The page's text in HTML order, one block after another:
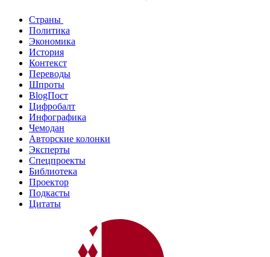
Страны
Политика
Экономика
История
Контекст
Переводы
Шпроты
BlogПост
Цифробалт
Инфографика
Чемодан
Авторские колонки
Эксперты
Спецпроекты
Библиотека
Проектор
Подкасты
Цитаты